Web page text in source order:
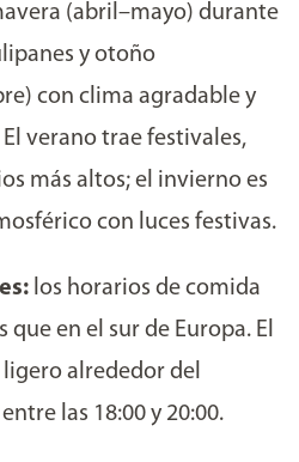
(abril–mayo) durante
y otoño
con clima agradable y
verano trae festivales,
más altos; el invierno es
con luces festivas.
los horarios de comida
que en el sur de Europa. El
alrededor del
las 18:00 y 20:00.